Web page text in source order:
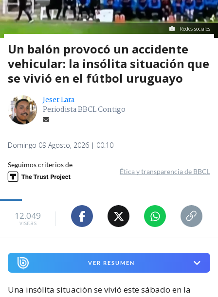
Redes sociales
Un balón provocó un accidente
vehicular: la insólita situación que
se vivió en el fútbol uruguayo
Jeser Lara
Periodista BBCL Contigo
Domingo 09 Agosto, 2026 | 00:10
Seguimos criterios de
Ética y transparencia de BBCL
12.049
visitas
VER RESUMEN
Una insólita situación se vivió este sábado en la